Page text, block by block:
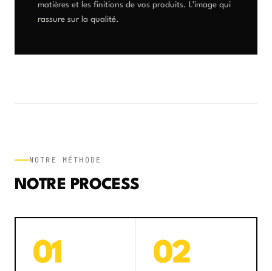
matières et les finitions de vos produits. L’image qui
rassure sur la qualité.
NOTRE MÉTHODE
NOTRE PROCESS
01 02